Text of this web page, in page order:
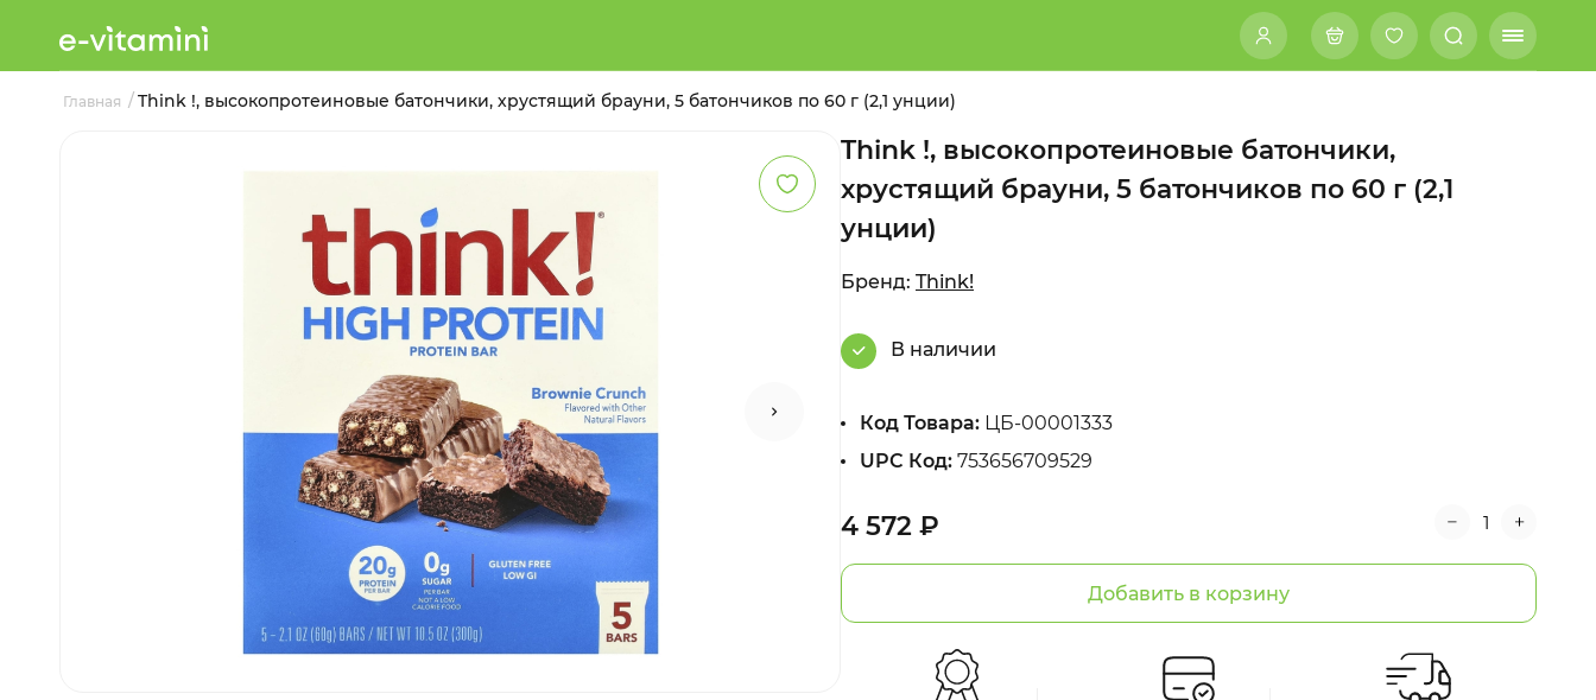
Главная /Think !, высокопротеиновые батончики, хрустящий брауни, 5 батончиков по 60 г (2,1 унции)
Think !, высокопротеиновые батончики,
хрустящий брауни, 5 батончиков по 60 г (2,1
унции)
4 572 ₽
Добавить в корзину
Бренд: Think!
В наличии
Код Товара: ЦБ-00001333
UPC Код: 753656709529